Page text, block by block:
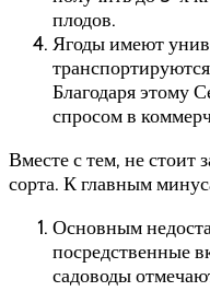
плодов.
Ягоды имеют
Благодаря этому
спросом в
Вместе с тем, не стоит
сорта. К главным
Основным
посредственные
садоводы